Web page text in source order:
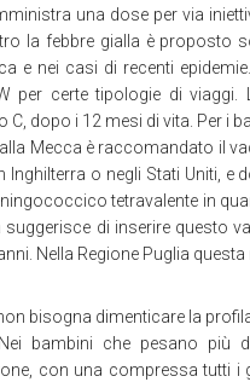
una dose per via
la febbre gialla è proposto
e nei casi di recenti
per certe tipologie di
C, dopo i 12 mesi di vita. Per i
Mecca è raccomandato il
Inghilterra o negli Stati Uniti,
tetravalente in
suggerisce di inserire questo
Nella Regione Puglia
bisogna dimenticare la
bambini che pesano
con una compressa tutti i